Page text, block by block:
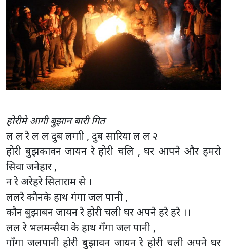
होरीमे आगी बुझान बारी गित
ल ल रे ल ल दुब लगाी , दुब सारिया ल ल २
होरी बुझकावन जायन रे होरी चलि , घर आपने और हमरो
सिवा जनेहार ,
न रे अरेहरे सिताराम से ।
ललरे कौनके हाथ गंगा जल पानी ,
कौन बुझाबन जायन रे होरी चली घर अपने हरे हरे ।।
लल रे भलमन्सैया के हाथ गँगा जल पानी ,
गाँगा जलपानी होरी बुझावन जायन रे होरी चली अपने घर